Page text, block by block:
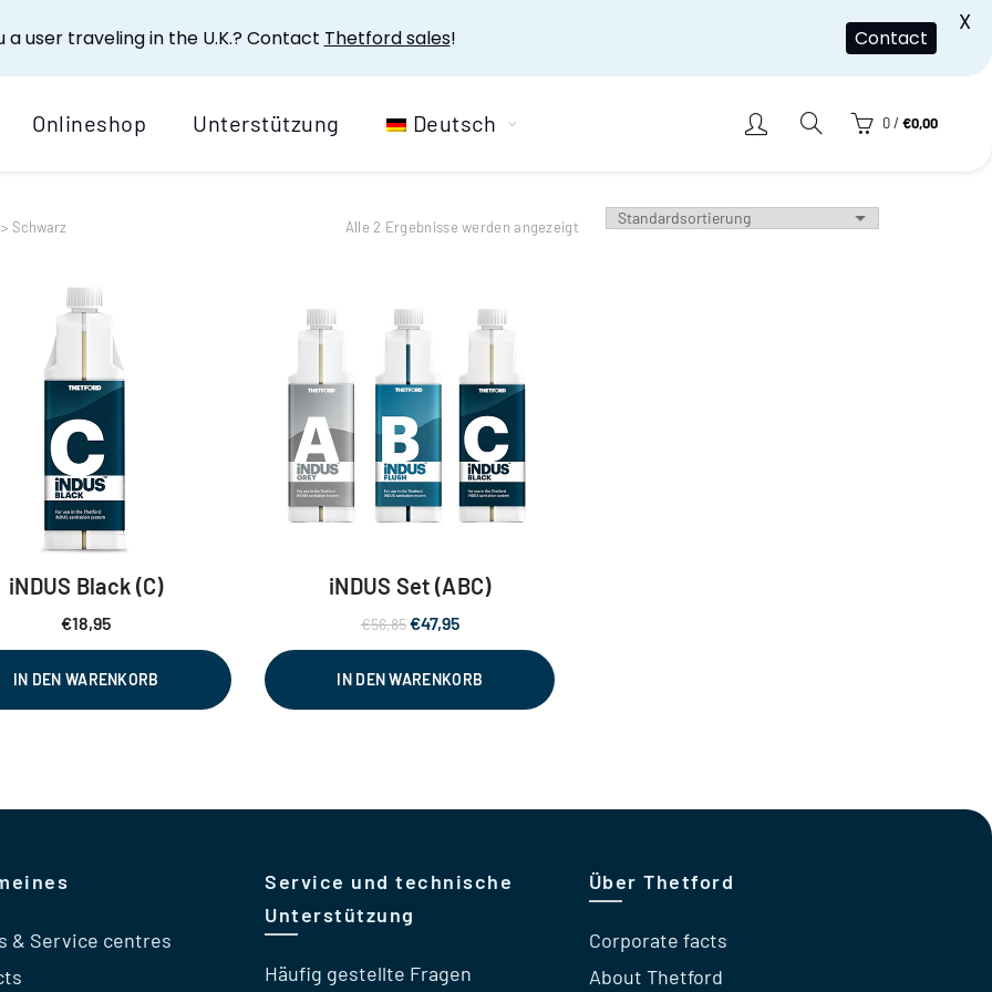
Onlineshop Unterstützung Deutsch 0 / €0,00
Schwarz Alle 2 Ergebnisse werden angezeigt
iNDUS Black (C)
€18,95
IN DEN WARENKORB
iNDUS Set (ABC)
€56,85Ursprünglicher
Preis
war:
€56,85
€47,95Aktueller
Preis
ist:
€47,95.
IN DEN WARENKORB
& Service centres
Service und technische
Unterstützung
Häufig gestellte Fragen
Über Thetford
Corporate facts
About Thetford
a user traveling in the U.K.? Contact Thetford sales! Contact
X